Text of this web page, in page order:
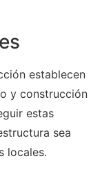
establecen
y construcción
estas
sea
locales.